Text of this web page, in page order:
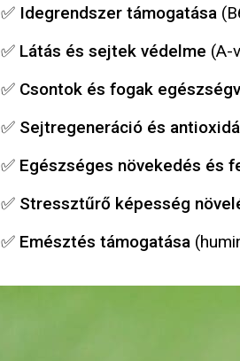
✅ Idegrendszer támogatása
✅ Látás és sejtek védelme (A-
✅ Csontok és fogak
✅ Sejtregeneráció és
✅ Egészséges növekedés és
✅ Stressztűrő képesség
✅ Emésztés támogatása